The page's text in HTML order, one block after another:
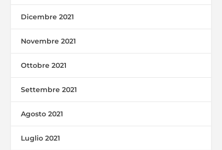
Dicembre 2021
Novembre 2021
Ottobre 2021
Settembre 2021
Agosto 2021
Luglio 2021